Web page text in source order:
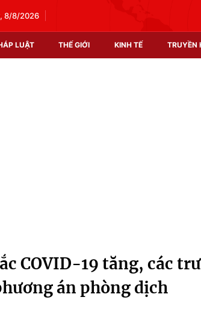
8/8/2026
LUẬT THẾ GIỚI KINH TẾ TRUYỀN
COVID-19 tăng, các
án phòng dịch